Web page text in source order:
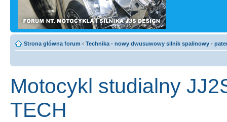
Strona główna forum ‹ Technika - nowy dwusuwowy silnik spalinowy -
Motocykl studialny
TECH